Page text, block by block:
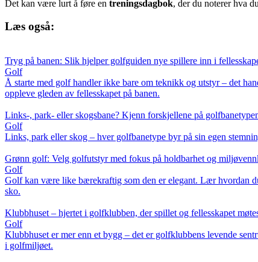
Det kan være lurt å føre en treningsdagbok, der du noterer hva
Læs også:
Tryg på banen: Slik hjelper golfguiden nye spillere inn i
Golf
Å starte med golf handler ikke bare om teknikk og utstyr – det
oppleve gleden av fellesskapet på banen.
Links-, park- eller skogsbane? Kjenn forskjellene på
Golf
Links, park eller skog – hver golfbanetype byr på sin egen
Grønn golf: Velg golfutstyr med fokus på holdbarhet og
Golf
Golf kan være like bærekraftig som den er elegant. Lær hvordan
sko.
Klubbhuset – hjertet i golfklubben, der spillet og fellesskapet
Golf
Klubbhuset er mer enn et bygg – det er golfklubbens levende
i golfmiljøet.